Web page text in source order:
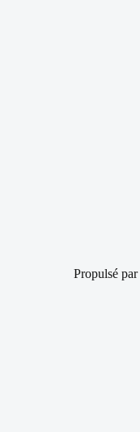
Propulsé par